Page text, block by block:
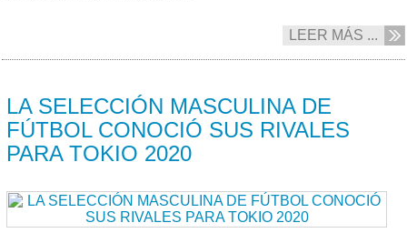
LEER MÁS ...
LA SELECCIÓN MASCULINA DE
FÚTBOL CONOCIÓ SUS RIVALES
PARA TOKIO 2020